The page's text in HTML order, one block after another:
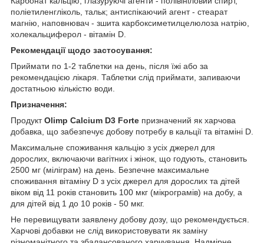
поліетиленгліколь, тальк; антиспікаючий агент - стеарат
магнію, наповнювач - зшита карбоксиметилцелюлоза натрію,
холекальциферол - вітамін D.
Рекомендації щодо застосування:
Приймати по 1-2 таблетки на день, після їжі або за
рекомендацією лікаря. Таблетки слід приймати, запиваючи
достатньою кількістю води.
Призначення:
ПродуктОlimp Calcium D3 Forte призначений як харчова
добавка, що забезпечує добову потребу в кальції та вітаміні D.
Максимальне споживання кальцію з усіх джерел для
дорослих, включаючи вагітних і жінок, що годують, становить
2500 мг (міліграм) на день. Безпечне максимальне
споживання вітаміну D з усіх джерел для дорослих та дітей
віком від 11 років становить 100 мкг (мікрограмів) на добу, а
для дітей від 1 до 10 років - 50 мкг.
Не перевищувати заявлену добову дозу, що рекомендується.
Харчові добавки не слід використовувати як заміну